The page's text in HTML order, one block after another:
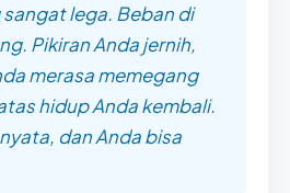
lega. Beban di
Pikiran Anda jernih,
merasa memegang
hidup Anda kembali.
dan Anda bisa